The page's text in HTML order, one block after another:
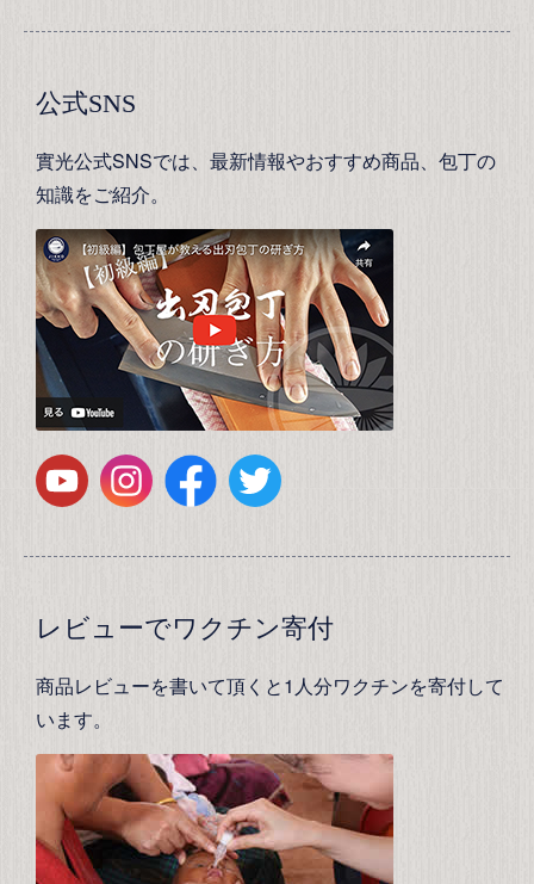
公式SNS
實光公式SNSでは、最新情報やおすすめ商品、包丁の
知識をご紹介。
レビューでワクチン寄付
商品レビューを書いて頂くと1人分ワクチンを寄付して
います。